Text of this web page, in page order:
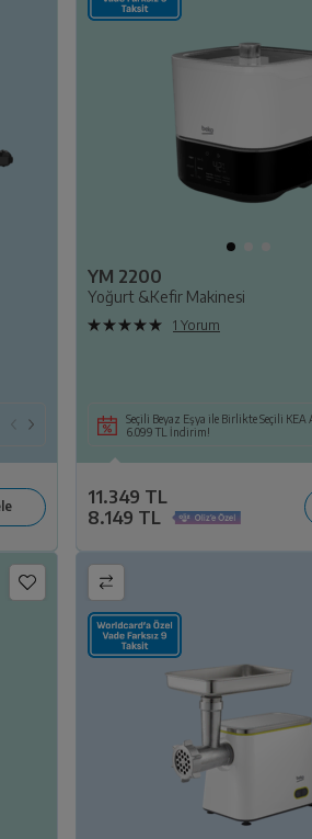
Seçili Beyaz Eşya veya TV ile Birlikte Seçili KEA ya
da Süpürge Alımına 14.109 TL İndirim!
Seçili Beyaz Eşya ile Birlikte Seçili KEA Alımına
6.099 TL İndirim!
YM 2200
Yoğurt &Kefir Makinesi
1 Yorum
Seçili Beyaz Eşya ile Birlikte Seçili KEA
6.099 TL İndirim!
11.349 TL
8.149 TL